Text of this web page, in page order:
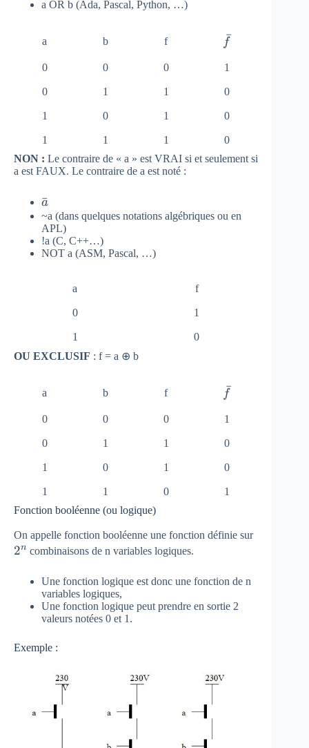
a OR b (Ada, Pascal, Python, …)
a b f
\
a
r
f
}
fˉ
0 0 0 1
0 1 1 0
1 0 1 0
1 1 1
0
NON : Le contraire de « a » est VRAI si et seulement si
a est FAUX. Le contraire de a est noté :
\bar
{ a
}
a
ˉ
~a (dans quelques notations algébriques ou en
APL)
!a (C, C++…)
NOT a (ASM, Pascal, …)
a f
0 1
1
0
OU EXCLUSIF : f = a ⊕ b
a b f
\
a
r
f
}
fˉ
0 0 0 1
0 1 1 0
1 0 1 0
1 1 0
1
Fonction booléenne (ou logique)
On appelle fonction booléenne une fonction définie sur{ 2
2n combinaisons de n variables logiques.
Une fonction logique est donc une fonction de n
variables logiques,
Une fonction logique peut prendre en sortie 2
valeurs notées 0 et 1.
Exemple :